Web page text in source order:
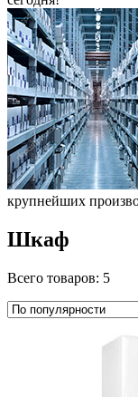
крупнейших
Шкаф
Всего товаров: 5